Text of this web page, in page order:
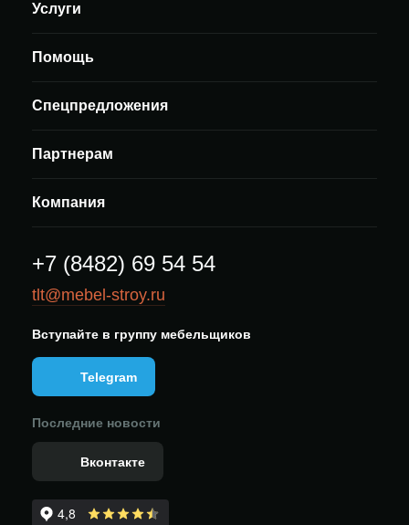
Услуги
Помощь
Спецпредложения
Партнерам
Компания
+7 (8482) 69 54 54
tlt@mebel-stroy.ru
Вступайте в группу мебельщиков
Telegram
Последние новости
Вконтакте